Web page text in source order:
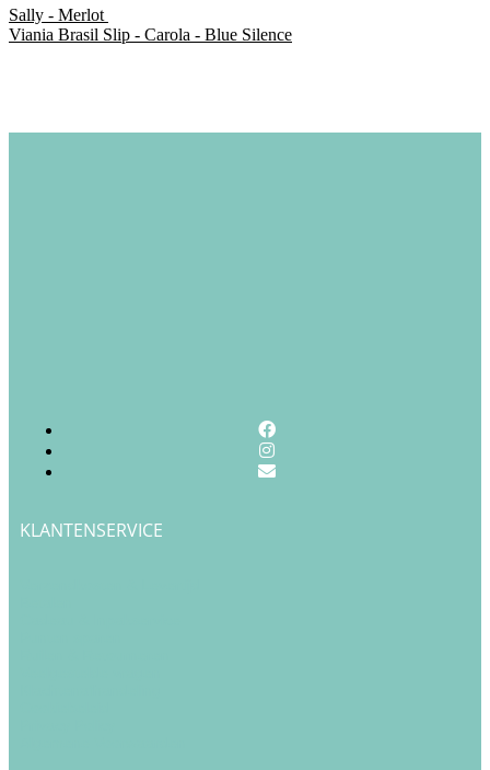
Sally - Merlot
Viania Brasil Slip - Carola - Blue Silence
KLANTENSERVICE